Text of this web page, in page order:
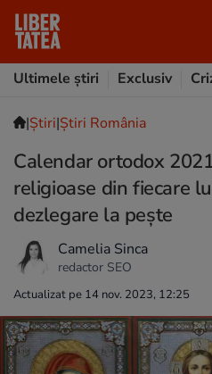
Ultimele știri
Exclusiv
|Ştiri|Știri România
Calendar ortodox
religioase din fiecare
dezlegare la pește
Camelia Sinca
redactor SEO
Actualizat pe 14 nov. 2023, 12:25